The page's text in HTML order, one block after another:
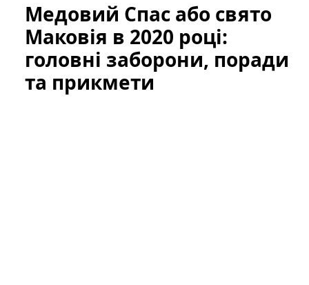
Медовий Спас або свято
Маковія в 2020 році:
головні заборони, поради
та прикмети